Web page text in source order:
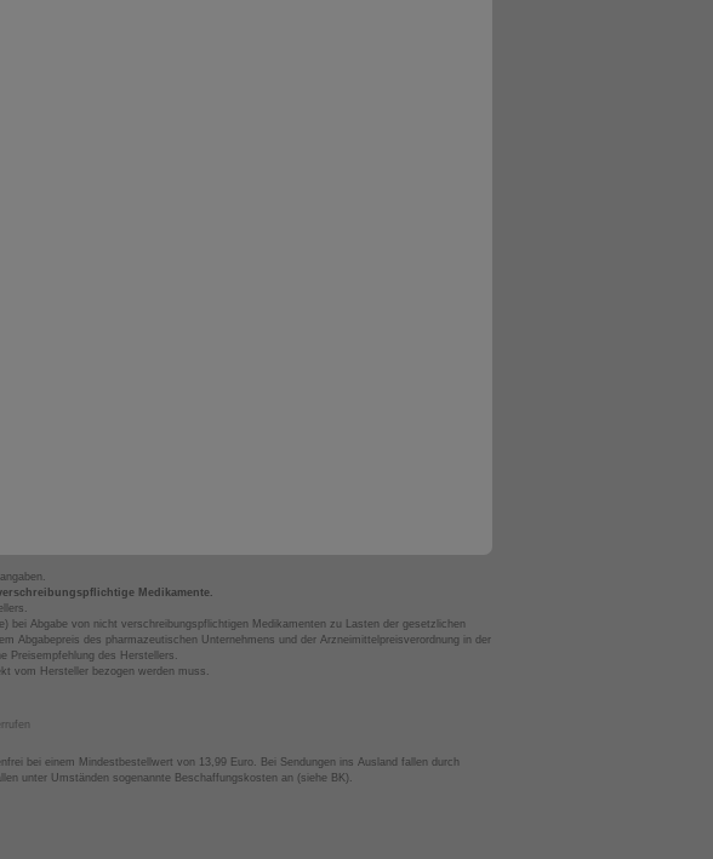
Medikamente.
bei Abgabe von nicht verschreibungspflichtigen Medikamenten zu Lasten der gesetzlichen
Abgabepreis des pharmazeutischen Unternehmens und der Arzneimittelpreisverordnung in der
Preisempfehlung des Herstellers.
vom Hersteller bezogen werden muss.
bei einem Mindestbestellwert von 13,99 Euro. Bei Sendungen ins Ausland fallen durch
unter Umständen sogenannte Beschaffungskosten an (siehe BK).